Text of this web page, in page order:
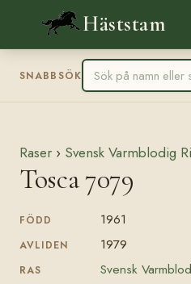
Häststam
SNABBSÖK
Raser › Svensk Varmblodig
Tosca 7079
FÖDD 1961
AVLIDEN 1979
RAS Svensk